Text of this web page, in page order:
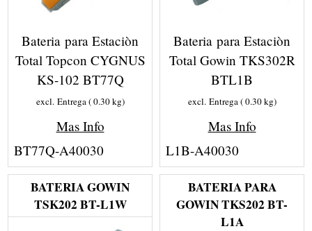
Bateria para Estaciòn
Total Topcon CYGNUS
KS-102 BT77Q
excl. Entrega 0.30kg
Mas Info
BT77Q-A40030
Bateria para Estaciòn
Total Gowin TKS302R
BTL1B
excl. Entrega 0.30kg
Mas Info
L1B-A40030
BATERIA GOWIN
TSK202 BT-L1W
BATERIA PARA
GOWIN TKS202 BT-
L1A